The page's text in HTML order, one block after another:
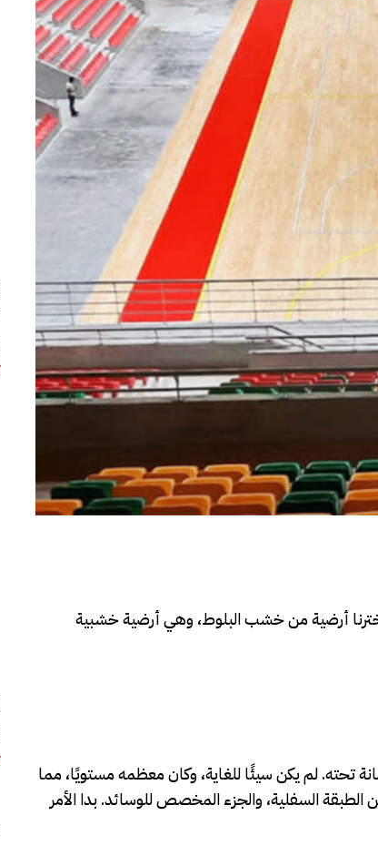
أرضية من خشب البلوط، وهي أرضية خشبية
تحته. لم يكن سيئًا للغاية، وكان معظمه مستويًا، مما
السفلية، والجزء المخصص للوسائد. بدا الأمر